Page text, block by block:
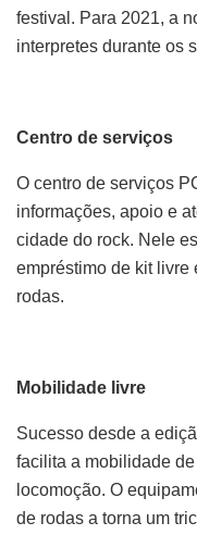
festival. Para 2021, a
interpretes durante os
Centro de serviços
O centro de serviços
informações, apoio e
cidade do rock. Nele
empréstimo de kit livre
rodas.
Mobilidade livre
Sucesso desde a
facilita a mobilidade
locomoção. O
de rodas a torna um